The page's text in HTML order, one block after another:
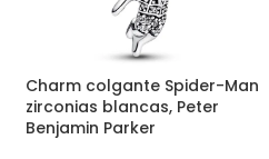
Charm colgante Spider-Man
zirconias blancas, Peter
Benjamin Parker